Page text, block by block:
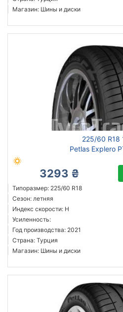
Магазин: Шины и диски
225/60 R18
Petlas Explero
3293 ₴
Типоразмер: 225/60 R18
Сезон: летняя
Индекс скорости: H
Усиленность:
Год производства: 2021
Страна: Турция
Магазин: Шины и диски